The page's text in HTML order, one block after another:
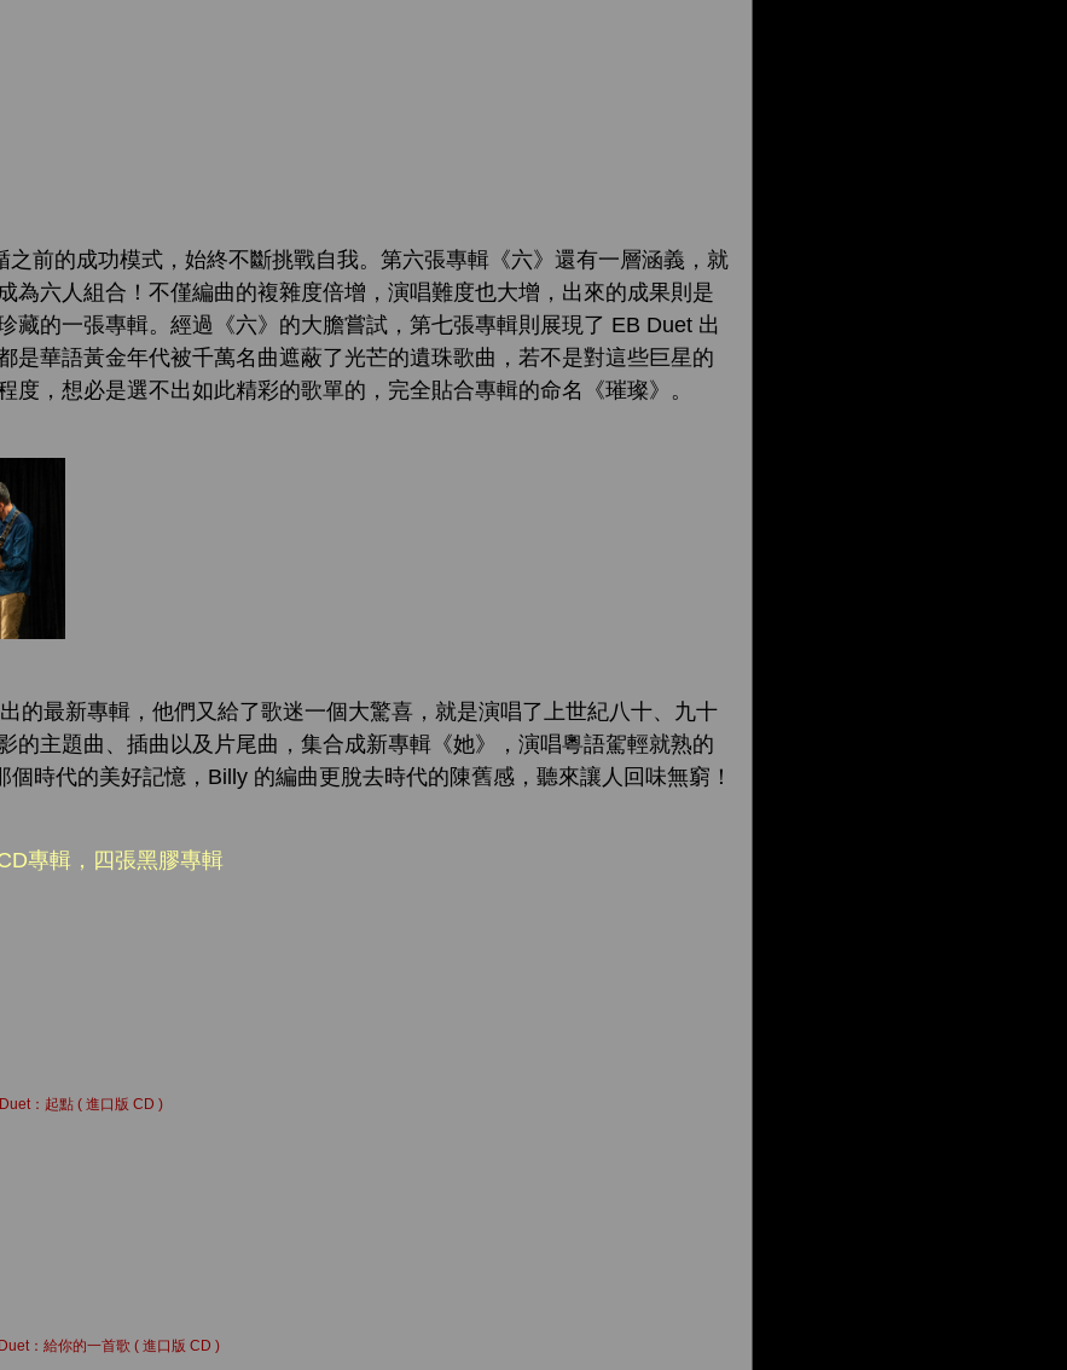
前的成功模式，始終不斷挑戰自我。第六張專輯《六》還有一層涵義，就
為六人組合！不僅編曲的複雜度倍增，演唱難度也大增，出來的成果則是
藏的一張專輯。經過《六》的大膽嘗試，第七張專輯則展現了 EB Duet 出
是華語黃金年代被千萬名曲遮蔽了光芒的遺珠歌曲，若不是對這些巨星的
度，想必是選不出如此精彩的歌單的，完全貼合專輯的命名《璀璨》。
的最新專輯，他們又給了歌迷一個大驚喜，就是演唱了上世紀八十、九十
的主題曲、插曲以及片尾曲，集合成新專輯《她》，演唱粵語駕輕就熟的
個時代的美好記憶，Billy 的編曲更脫去時代的陳舊感，聽來讓人回味無窮！
專輯，四張黑膠專輯
：起點 ( 進口版 CD )
：給你的一首歌 ( 進口版 CD )